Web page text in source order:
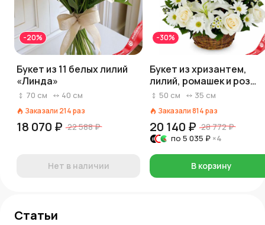
-20%
Букет из 11 белых лилий
«Линда»
70 см 40 см
Заказали 214раз
18 070 ₽ 22 588 ₽
Нет в наличии
-30%
Букет из хризантем,
лилий, ромашек и роз
«Клеопатра»
50 см 35 см
Заказали814раз
20 140 ₽ 28 772 ₽
по 5 035 ₽ ×4
В корзину
Статьи